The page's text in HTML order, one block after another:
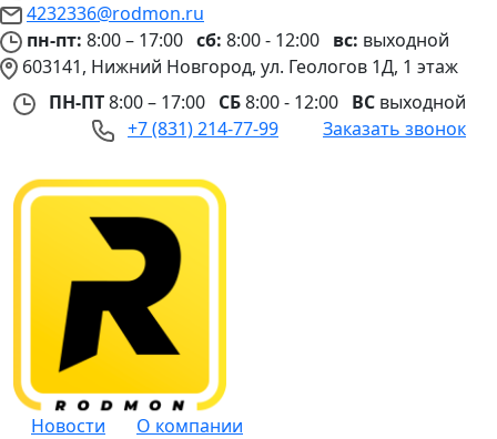
4232336@rodmon.ru
пн-пт: 8:00 – 17:00 сб: 8:00 - 12:00 вс: выходной
603141, Нижний Новгород, ул. Геологов 1Д, 1 этаж
ПН-ПТ8:00 – 17:00 СБ8:00 - 12:00 ВС выходной
+7 (831) 214-77-99
Заказать звонок
Новости
О компании